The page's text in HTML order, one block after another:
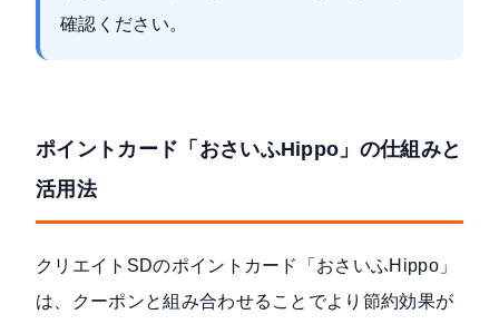
確認ください。
ポイントカード「おさいふHippo」の仕組みと
活用法
クリエイトSDのポイントカード「 おさいふHippo 」
は、クーポンと組み合わせることでより節約効果が